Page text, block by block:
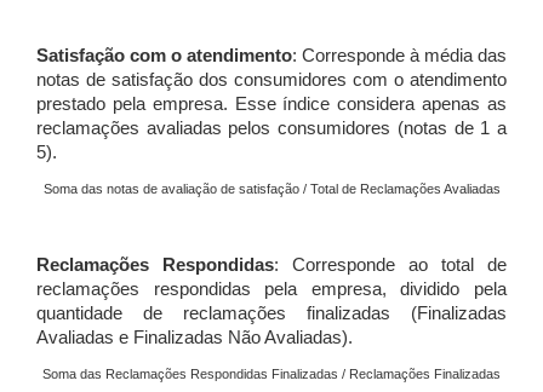
Satisfação com o atendimento: Corresponde à média das
notas de satisfação dos consumidores com o atendimento
prestado pela empresa. Esse índice considera apenas as
reclamações avaliadas pelos consumidores (notas de 1 a
5).
Soma das notas de avaliação de satisfação / Total de Reclamações Avaliadas
Reclamações Respondidas: Corresponde ao total de
reclamações respondidas pela empresa, dividido pela
quantidade de reclamações finalizadas (Finalizadas
Avaliadas e Finalizadas Não Avaliadas).
Soma das Reclamações Respondidas Finalizadas / Reclamações Finalizadas